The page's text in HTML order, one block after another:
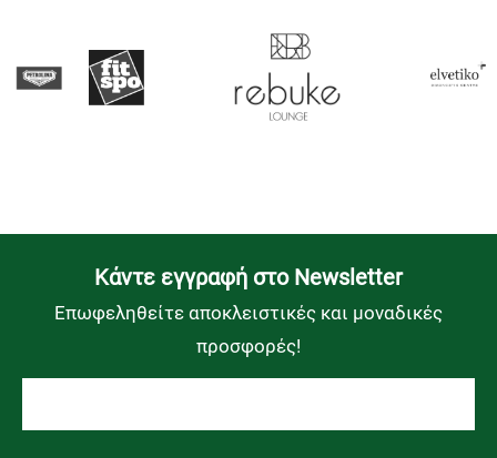
Kάντε εγγραφή στο Newsletter
Επωφεληθείτε αποκλειστικές και μοναδικές
προσφορές!